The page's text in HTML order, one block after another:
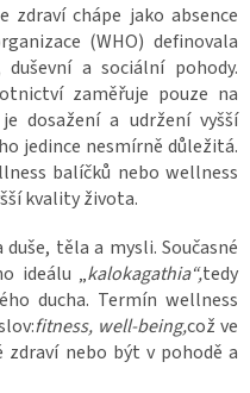
zdraví chápe jako absence
(WHO) definovala
a sociální pohody.
zaměřuje pouze na
dosažení a udržení vyšší
jedince nesmírně důležitá.
balíčků nebo wellness
kvality života.
těla a mysli. Současné
ideálu „kalokagathia“,tedy
ducha. Termín wellness
fitness, well-being,což ve
nebo být v pohodě a